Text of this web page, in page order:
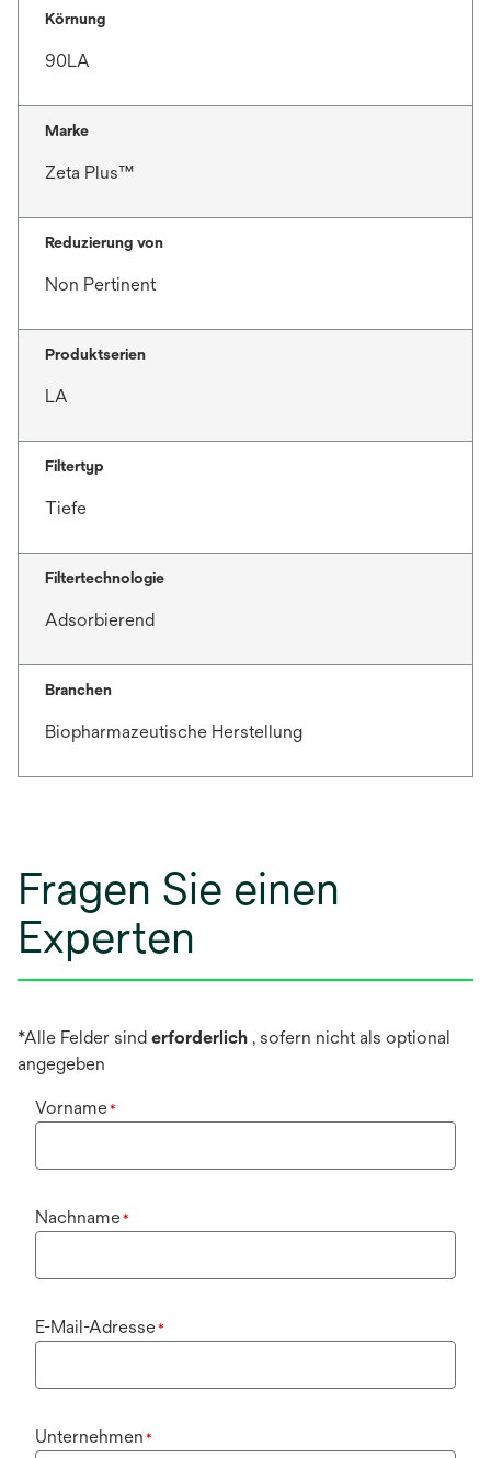
Körnung
90LA
Marke
Zeta Plus™
Reduzierung von
Non Pertinent
Produktserien
LA
Filtertyp
Tiefe
Filtertechnologie
Adsorbierend
Branchen
Biopharmazeutische Herstellung
Fragen Sie einen
Experten
*Alle Felder sind erforderlich , sofern nicht als optional
angegeben
Vorname*
Nachname*
E-Mail-Adresse*
Unternehmen *